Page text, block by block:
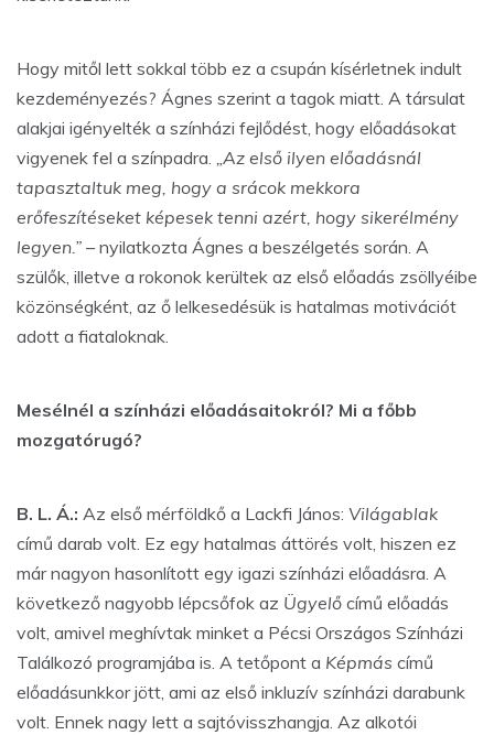
Hogy mitől lett sokkal több ez a csupán kísérletnek indult
kezdeményezés? Ágnes szerint a tagok miatt. A társulat
alakjai igényelték a színházi fejlődést, hogy előadásokat
vigyenek fel a színpadra. „Az első ilyen előadásnál
tapasztaltuk meg, hogy a srácok mekkora
erőfeszítéseket képesek tenni azért, hogy sikerélmény
legyen.” – nyilatkozta Ágnes a beszélgetés során. A
szülők, illetve a rokonok kerültek az első előadás zsöllyéibe
közönségként, az ő lelkesedésük is hatalmas motivációt
adott a fiataloknak.
Mesélnél a színházi előadásaitokról? Mi a főbb
mozgatórugó?
B. L. Á.: Az első mérföldkő a Lackfi János: Világablak
című darab volt. Ez egy hatalmas áttörés volt, hiszen ez
már nagyon hasonlított egy igazi színházi előadásra. A
következő nagyobb lépcsőfok az Ügyelő című előadás
volt, amivel meghívtak minket a Pécsi Országos Színházi
Találkozó programjába is. A tetőpont a Képmás című
előadásunkkor jött, ami az első inkluzív színházi darabunk
volt. Ennek nagy lett a sajtóvisszhangja. Az alkotói